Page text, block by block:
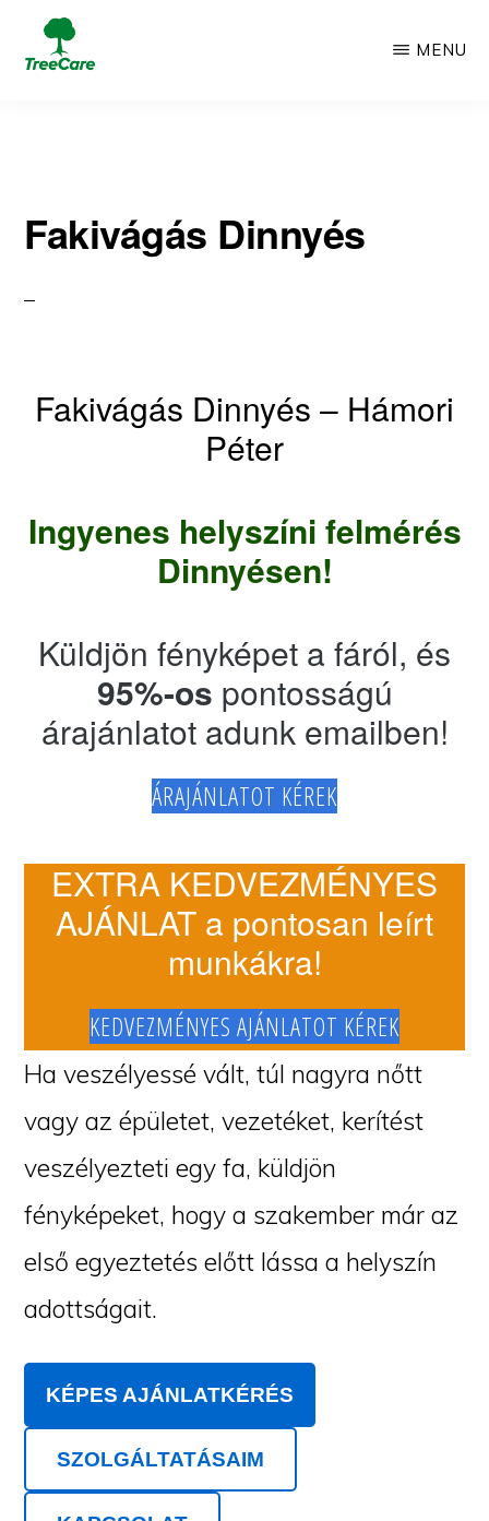
Skip
WordPress
oldal
MENU
Fakivágás Dinnyés
Fakivágás Dinnyés – Hámori
Péter
Ingyenes helyszíni felmérés
Dinnyésen!
Küldjön fényképet a fáról, és
95%-os pontosságú
árajánlatot adunk emailben!
ÁRAJÁNLATOT KÉREK
EXTRA KEDVEZMÉNYES
AJÁNLAT a pontosan leírt
munkákra!
KEDVEZMÉNYES AJÁNLATOT KÉREK
Ha veszélyessé vált, túl nagyra nőtt
vagy az épületet, vezetéket, kerítést
veszélyezteti egy fa, küldjön
fényképeket, hogy a szakember már az
első egyeztetés előtt lássa a helyszín
adottságait.
KÉPES AJÁNLATKÉRÉS
SZOLGÁLTATÁSAIM